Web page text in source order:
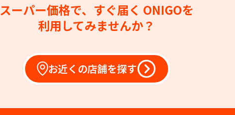
スーパー価格で、すぐ届く ONIGOを
利用してみませんか？
お近くの店舗を探す